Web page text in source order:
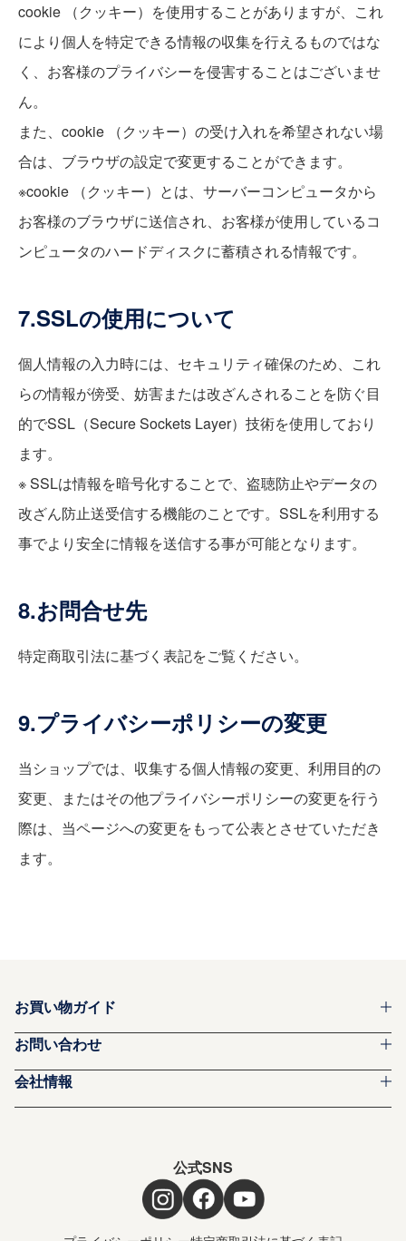
cookie （クッキー）を使用することがありますが、これ
により個人を特定できる情報の収集を行えるものではな
く、お客様のプライバシーを侵害することはございませ
ん。
また、cookie （クッキー）の受け入れを希望されない場
合は、ブラウザの設定で変更することができます。
※cookie （クッキー）とは、サーバーコンピュータから
お客様のブラウザに送信され、お客様が使用しているコ
ンピュータのハードディスクに蓄積される情報です。
7.SSLの使用について
個人情報の入力時には、セキュリティ確保のため、これ
らの情報が傍受、妨害または改ざんされることを防ぐ目
的でSSL（Secure Sockets Layer）技術を使用しており
ます。
※ SSLは情報を暗号化することで、盗聴防止やデータの
改ざん防止送受信する機能のことです。SSLを利用する
事でより安全に情報を送信する事が可能となります。
8.お問合せ先
特定商取引法に基づく表記をご覧ください。
9.プライバシーポリシーの変更
当ショップでは、収集する個人情報の変更、利用目的の
変更、またはその他プライバシーポリシーの変更を行う
際は、当ページへの変更をもって公表とさせていただき
ます。
お買い物ガイド
お問い合わせ
会社情報
公式SNS